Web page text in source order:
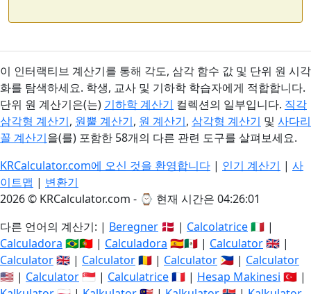
이 인터랙티브 계산기를 통해 각도, 삼각 함수 값 및 단위 원 시각
화를 탐색하세요. 학생, 교사 및 기하학 학습자에게 적합합니다.
단위 원 계산기은(는) 기하학 계산기 컬렉션의 일부입니다. 직각
삼각형 계산기, 원뿔 계산기, 원 계산기, 삼각형 계산기 및 사다리
꼴 계산기을(를) 포함한 58개의 다른 관련 도구를 살펴보세요.
KRCalculator.com에 오신 것을 환영합니다 | 인기 계산기 | 사
이트맵 | 변환기
2026 © KRCalculator.com - ⌚ 현재 시간은 04:26:02
다른 언어의 계산기: | Beregner 🇩🇰 | Calcolatrice🇮🇹 |
Calculadora 🇧🇷🇵🇹 | Calculadora 🇪🇸🇲🇽 | Calculator🇬🇧 |
Calculator🇬🇧 | Calculator🇷🇴 | Calculator 🇵🇭 | Calculator
🇺🇸 | Calculator🇸🇬 | Calculatrice🇫🇷 | Hesap Makinesi 🇹🇷 |